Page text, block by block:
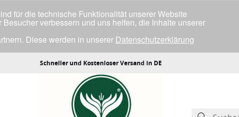
Schneller und Kostenloser Versand in DE
für die technische Funktionalität unserer Website
verbessern und uns helfen, die Inhalte unserer
Diese werden in unserer Datenschutzerklärung
Cookies einverstanden bist.